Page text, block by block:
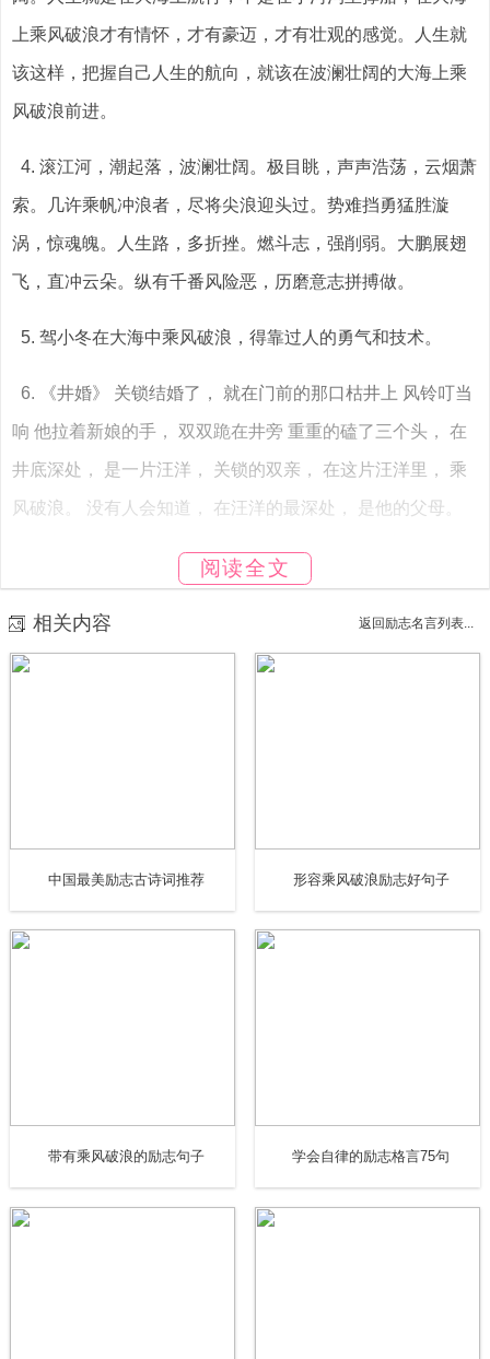
上乘风破浪才有情怀，才有豪迈，才有壮观的感觉。人生就
该这样，把握自己人生的航向，就该在波澜壮阔的大海上乘
风破浪前进。
4. 滚江河，潮起落，波澜壮阔。极目眺，声声浩荡，云烟萧
索。几许乘帆冲浪者，尽将尖浪迎头过。势难挡勇猛胜漩
涡，惊魂魄。人生路，多折挫。燃斗志，强削弱。大鹏展翅
飞，直冲云朵。纵有千番风险恶，历磨意志拼搏做。
5. 驾小冬在大海中乘风破浪，得靠过人的勇气和技术。
6. 《井婚》 关锁结婚了， 就在门前的那口枯井上 风铃叮当
响 他拉着新娘的手， 双双跪在井旁 重重的磕了三个头， 在
井底深处， 是一片汪洋， 关锁的双亲， 在这片汪洋里， 乘
风破浪。 没有人会知道， 在汪洋的最深处， 是他的父母。
又多了一个寡妇。
平，生活因为有阳光而绚丽多彩，生命因为有阳光而激情四
8. 颜面和身材是男人的名片，如果一递出去就震惊四座，那
以后的事情就乘风破浪，势如破竹了。
9. 学习必须如蜜蜂一样，采过许多花，这才能酿出蜜来。
12. 世界因生命而美丽，生命因梦想而精彩。在人生的航程
中，只有坚持自己的梦想，在遇到困难和挫折是不断的反
省，不断的调整，才不会迷失方向，迷失自我。才会有找到
阅读全文
相关内容 返回励志名言列表...
中国最美励志古诗词推荐 形容乘风破浪励志好句子
带有乘风破浪的励志句子 学会自律的励志格言75句